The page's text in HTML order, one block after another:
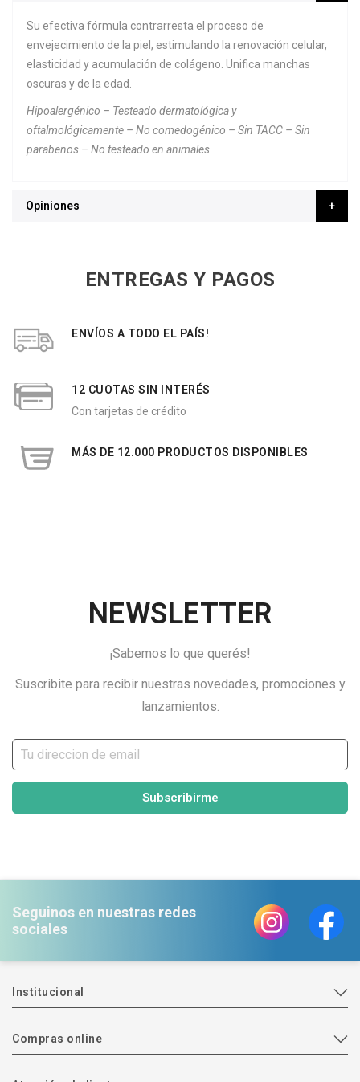
Su efectiva fórmula contrarresta el proceso de
envejecimiento de la piel, estimulando la renovación celular,
elasticidad y acumulación de colágeno. Unifica manchas
oscuras y de la edad.
Hipoalergénico – Testeado dermatológica y
oftalmológicamente – No comedogénico – Sin TACC – Sin
parabenos – No testeado en animales.
Opiniones
ENTREGAS Y PAGOS
ENVÍOS A TODO EL PAÍS!
12 CUOTAS SIN INTERÉS
Con tarjetas de crédito
MÁS DE 12.000 PRODUCTOS DISPONIBLES
NEWSLETTER
¡Sabemos lo que querés!
Suscribite para recibir nuestras novedades, promociones y
lanzamientos.
Subscribirme
Seguinos en nuestras redes
sociales
Institucional
Compras online